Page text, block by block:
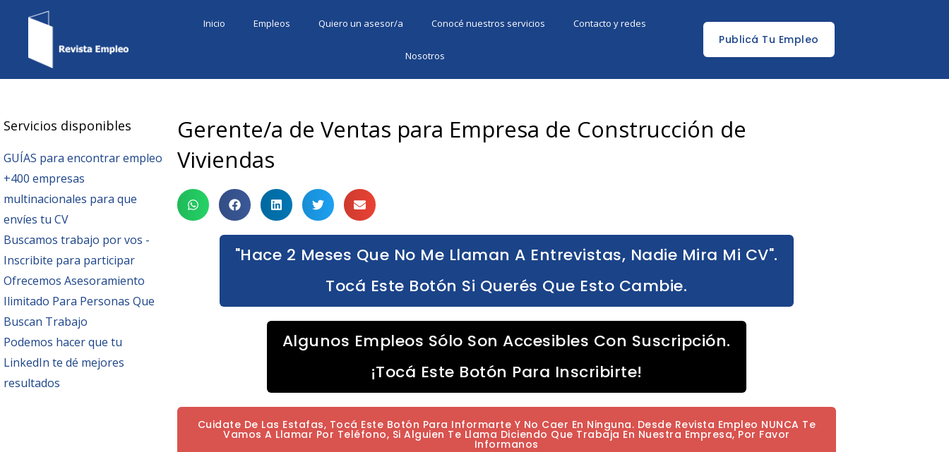
Inicio Empleos Quiero un asesor/a Conocé nuestros servicios Contacto y redes
Nosotros
Publicá Tu Empleo
Servicios disponibles
GUÍAS para encontrar empleo
+400 empresas
multinacionales para que
envíes tu CV
Buscamos trabajo por vos -
Inscribite para participar
Ofrecemos Asesoramiento
Ilimitado Para Personas Que
Buscan Trabajo
Podemos hacer que tu
LinkedIn te dé mejores
resultados
Gerente/a de Ventas para Empresa de Construcción de
Viviendas
"Hace 2 Meses Que No Me Llaman A Entrevistas, Nadie Mira Mi CV".
Tocá Este Botón Si Querés Que Esto Cambie.
Algunos Empleos Sólo Son Accesibles Con Suscripción.
¡Tocá Este Botón Para Inscribirte!
Cuidate De Las Estafas, Tocá Este Botón Para Informarte Y No Caer En Ninguna. Desde Revista Empleo NUNCA Te
Vamos A Llamar Por Teléfono, Si Alguien Te Llama Diciendo Que Trabaja En Nuestra Empresa, Por Favor
Informanos